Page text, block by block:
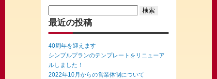
for:
最近の投稿
40周年を迎えます
シンプルプランのテンプレートをリニューア
ルしました！
2022年10月からの営業体制について